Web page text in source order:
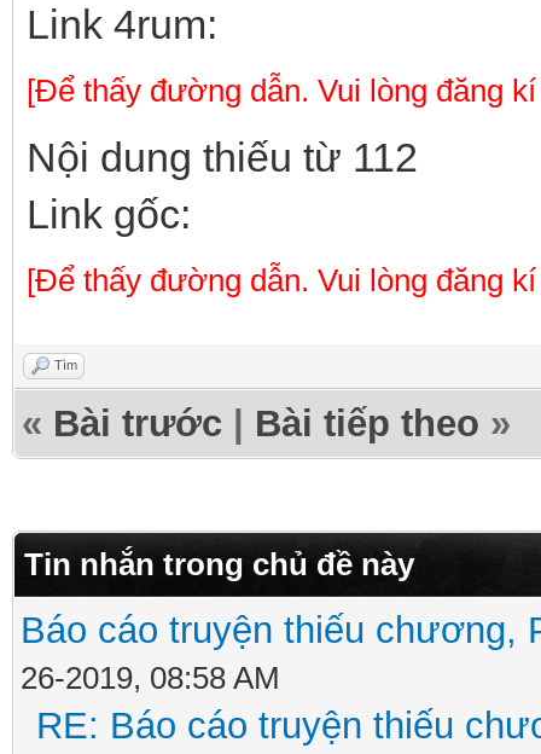
Link 4rum:
[Để thấy đường dẫn. Vui lòng đăng
Nội dung thiếu từ 112
Link gốc:
[Để thấy đường dẫn. Vui lòng đăng
Tìm
« Bài trước Bài tiếp theo »
Tin nhắn trong chủ đề này
Báo cáo truyện thiếu chương,
26-2019, 08:58 AM
RE: Báo cáo truyện thiếu